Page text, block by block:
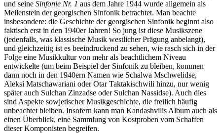
und seine Sinfonie Nr. 1 aus dem Jahre 1944 wurde allgemein als
Meilenstein der georgischen Sinfonik betrachtet. Man beachte
insbesondere: die Geschichte der georgischen Sinfonik beginnt also
faktisch erst in den 1940er Jahren! So jung ist diese Musikszene
(jedenfalls, was klassische Musik westlicher Prägung anbelangt),
und gleichzeitig ist es beeindruckend zu sehen, wie rasch sich in der
Folge eine Musikkultur von mehr als beachtlichem Niveau
entwickelte (um beim Beispiel der Sinfonik zu bleiben, kommen
dann noch in den 1940ern Namen wie Schalwa Mschwelidse,
Aleksi Matschawariani oder Otar Taktakischwili hinzu, nur wenig
später auch Sulchan Zinzadse oder Sulchan Nassidse). Auch dies
sind Aspekte sowjetischer Musikgeschichte, die freilich häufig
unbeachtet bleiben. Insofern kann man Kandashvilis Album auch als
einen Überblick, eine Sammlung von Kostproben vom Schaffen
dieser Komponisten begreifen.